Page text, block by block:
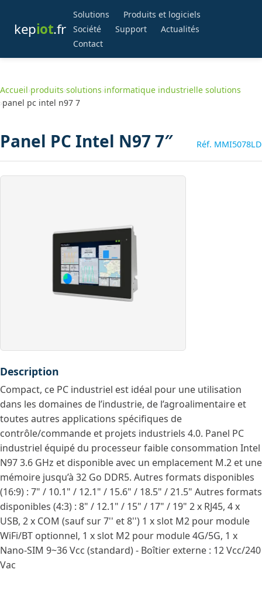
kepiot.fr
Solutions
Produits et logiciels
Société
Support
Actualités
Contact
Accueil›produits›solutions›informatique industrielle solutions
›panel pc intel n97 7
Panel PC Intel N97 7″ Réf. MMI5078LD
Description
Compact, ce PC industriel est idéal pour une utilisation
dans les domaines de l’industrie, de l’agroalimentaire et
toutes autres applications spécifiques de
contrôle/commande et projets industriels 4.0. Panel PC
industriel équipé du processeur faible consommation Intel
N97 3.6 GHz et disponible avec un emplacement M.2 et une
mémoire jusqu’à 32 Go DDR5. Autres formats disponibles
(16:9) : 7" / 10.1" / 12.1" / 15.6" / 18.5" / 21.5" Autres formats
disponibles (4:3) : 8" / 12.1" / 15" / 17" / 19" 2 x RJ45, 4 x
USB, 2 x COM (sauf sur 7'' et 8'') 1 x slot M2 pour module
WiFi/BT optionnel, 1 x slot M2 pour module 4G/5G, 1 x
Nano-SIM 9~36 Vcc (standard) - Boîtier externe : 12 Vcc/240
Vac